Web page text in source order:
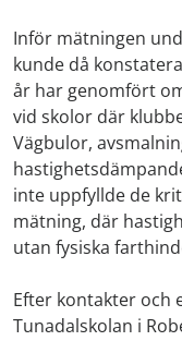
Inför mätningen
kunde då
år har genomfört
vid skolor där
Vägbulor,
inte uppfyllde de
mätning, där
utan fysiska
Efter kontakter och
Tunadalskolan i